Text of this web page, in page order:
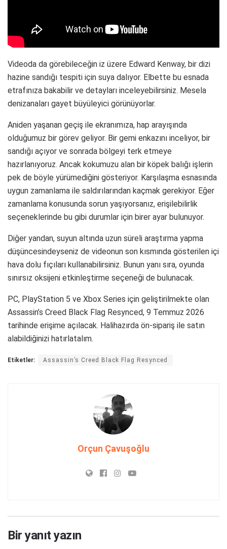
Videoda da görebileceğin iz üzere Edward Kenway, bir dizi
hazine sandığı tespiti için suya dalıyor. Elbette bu esnada
etrafınıza bakabilir ve detayları inceleyebilirsiniz. Mesela
denizanaları gayet büyüleyici görünüyorlar.
Aniden yaşanan geçiş ile ekranımıza, hap arayışında
olduğumuz bir görev geliyor. Bir gemi enkazını inceliyor, bir
sandığı açıyor ve sonrada bölgeyi terk etmeye
hazırlanıyoruz. Ancak kokumuzu alan bir köpek balığı işlerin
pek de böyle yürümediğini gösteriyor. Karşılaşma esnasında
uygun zamanlama ile saldırılarından kaçmak gerekiyor. Eğer
zamanlama konusunda sorun yaşıyorsanız, erişilebilirlik
seçeneklerinde bu gibi durumlar için birer ayar bulunuyor.
Diğer yandan, suyun altında uzun süreli araştırma yapma
düşüncesindeyseniz de videonun son kısmında gösterilen içi
hava dolu fıçıları kullanabilirsiniz. Bunun yanı sıra, oyunda
sınırsız oksijeni etkinleştirme seçeneği de bulunacak.
PC, PlayStation 5 ve Xbox Series için geliştirilmekte olan
Assassin’s Creed Black Flag Resynced, 9 Temmuz 2026
tarihinde erişime açılacak. Halihazırda ön-sipariş ile satın
alabildiğinizi hatırlatalım.
Etiketler: Assassin’s Creed Black Flag Resynced
Orçun Çavuşoğlu
Bir yanıt yazın